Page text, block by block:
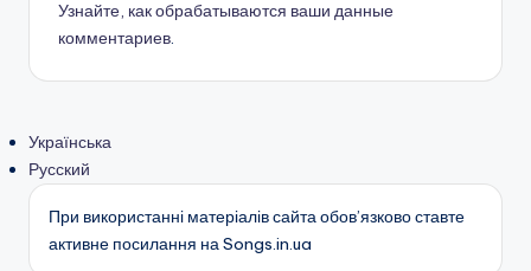
Узнайте, как обрабатываются ваши данные
комментариев
Українська
Русский
При використанні матеріалів сайта обов’язково ставте
активне посилання на Songs.in.ua